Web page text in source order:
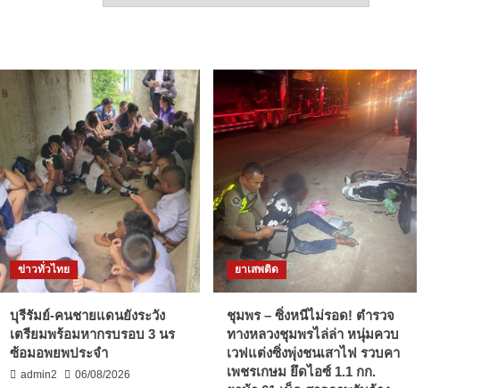
ข่าวทั่วไทย
บุรีรัมย์-คนชายแดนยังระวัง
เตรียมพร้อมหากรบรอบ 3 นร
ซ้อมอพยพประจำ
admin2 06/08/2026
ยาเสพติด
ชุมพร – ซิ่งหนีไม่รอด! ตำรวจ
ทางหลวงชุมพรไล่ล่า หนุ่มควบ
เวฟแต่งซิ่งพุ่งชนเสาไฟ รวบคา
เพชรเกษม ยึดไอซ์ 1.1 กก.